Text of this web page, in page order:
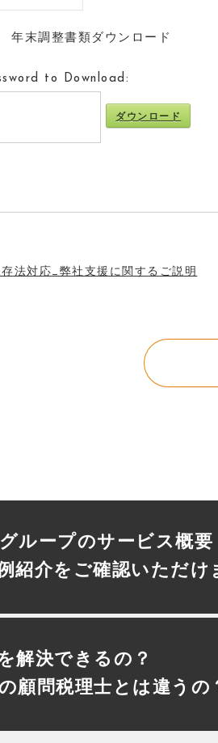
末調整書類ダウンロード
to Download:
ダウンロード
法対応_弊社支援に関するご説明
ループのサービス概要
紹介をご確認いただけ
解決できるの？
顧問税理士とは違うの